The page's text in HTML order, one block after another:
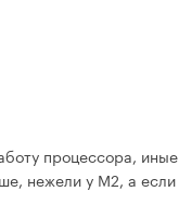
процессора,
нежели у M2, а если